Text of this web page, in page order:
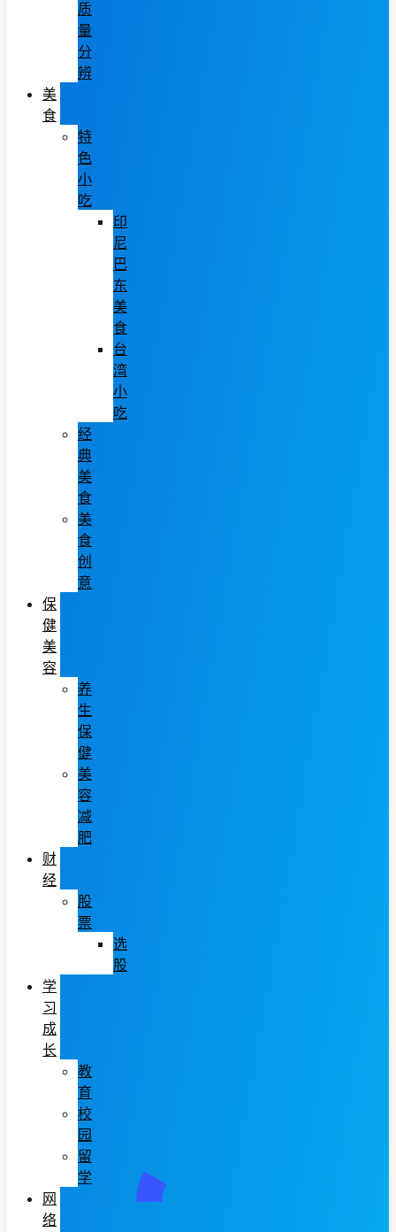
质
量
分
辨
美
食
特
色
小
吃
印
尼
巴
东
美
食
台
湾
小
吃
经
典
美
食
美
食
创
意
保
健
美
容
养
生
保
健
美
容
减
肥
财
经
股
票
选
股
学
习
成
长
教
育
校
园
留
学
网
络